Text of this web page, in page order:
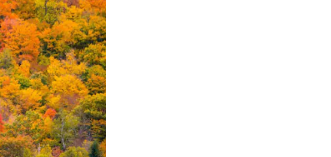
et en faisant glisser.